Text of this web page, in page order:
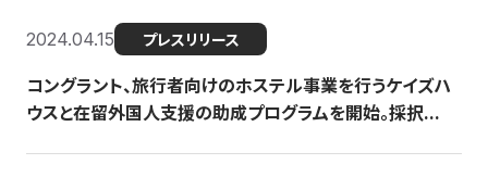
2024.04.15 プレスリリース
コングラント、旅行者向けのホステル事業を行うケイズハ
ウスと在留外国人支援の助成プログラムを開始。採択...